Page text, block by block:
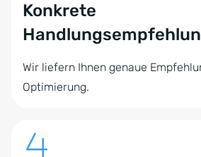
Konkrete
Wir liefern Ihnen genaue
Optimierung.